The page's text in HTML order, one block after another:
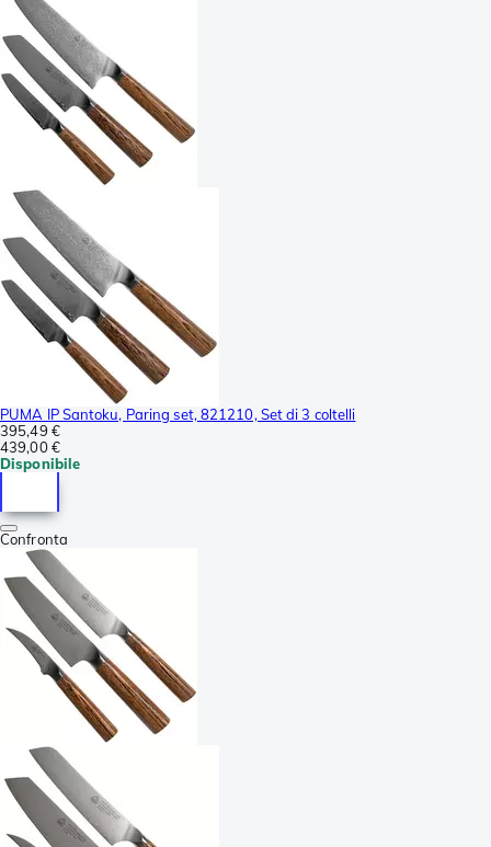
PUMA IP Santoku, Paring set, 821210, Set di 3 coltelli
395,49 €
439,00 €
Disponibile
Confronta